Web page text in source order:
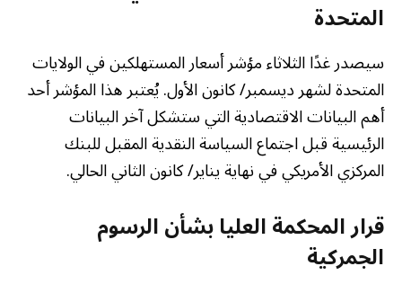
المتحدة
سيصدر غدًا الثلاثاء مؤشر أسعار المستهلكين في الولايات
المتحدة لشهر ديسمبر/ كانون الأول. يُعتبر هذا المؤشر أحد
أهم البيانات الاقتصادية التي ستشكل آخر البيانات
الرئيسية قبل اجتماع السياسة النقدية المقبل للبنك
المركزي الأمريكي في نهاية يناير/ كانون الثاني الحالي.
قرار المحكمة العليا بشأن الرسوم
الجمركية